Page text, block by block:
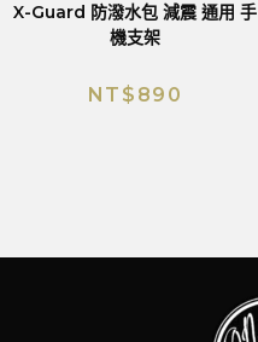
X-Guard 防潑水包 減震 通用 手
機支架
NT$ 890